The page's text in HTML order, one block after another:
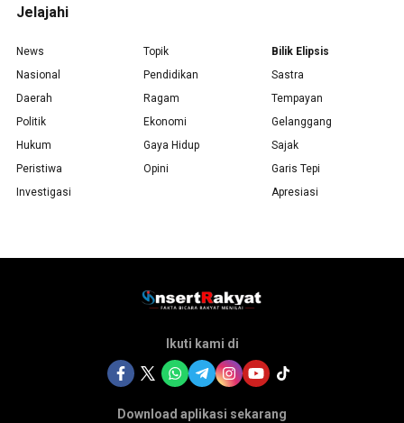
Jelajahi
News
Nasional
Daerah
Politik
Hukum
Peristiwa
Investigasi
Topik
Pendidikan
Ragam
Ekonomi
Gaya Hidup
Opini
Bilik Elipsis
Sastra
Tempayan
Gelanggang
Sajak
Garis Tepi
Apresiasi
Ikuti kami di
Download aplikasi sekarang